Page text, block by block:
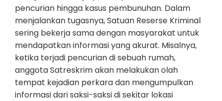
pencurian hingga kasus pembunuhan. Dalam
menjalankan tugasnya, Satuan Reserse Kriminal
sering bekerja sama dengan masyarakat untuk
mendapatkan informasi yang akurat. Misalnya,
ketika terjadi pencurian di sebuah rumah,
anggota Satreskrim akan melakukan olah
tempat kejadian perkara dan mengumpulkan
informasi dari saksi-saksi di sekitar lokasi